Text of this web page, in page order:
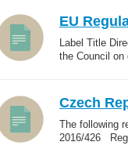
EU
Label Title
the Council
Czech
The following
2016/426